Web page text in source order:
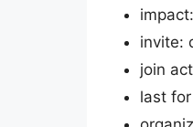
invite:
join
last